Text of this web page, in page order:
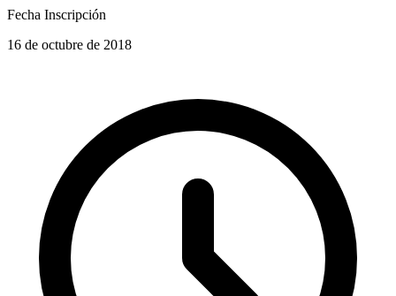
Fecha Inscripción
16 de octubre de 2018